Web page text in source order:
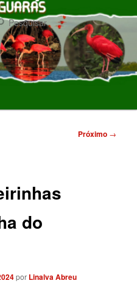
Próximo →
do
por Linalva Abreu